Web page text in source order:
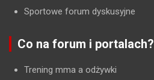
Sportowe forum dyskusyjne
Co na forum i portalach?
Trening mma a odżywki